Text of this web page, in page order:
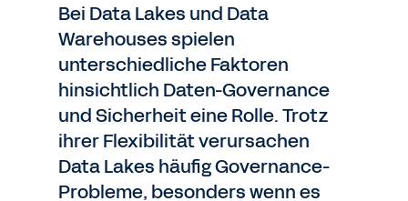
Bei Data Lakes und Data
Warehouses spielen
unterschiedliche Faktoren
hinsichtlich Daten-Governance
und Sicherheit eine Rolle. Trotz
ihrer Flexibilität verursachen
Data Lakes häufig Governance-
Probleme, besonders wenn es